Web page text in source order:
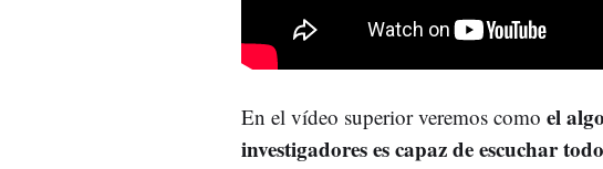
En el vídeo superior veremos como el
investigadores es capaz de escuchar